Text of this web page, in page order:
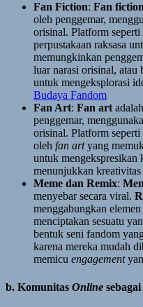
Fan Fiction: Fan fiction
oleh penggemar,
orisinal. Platform
perpustakaan raksasa
memungkinkan
luar narasi orisinal, atau
untuk mengeksplorasi
Budaya Fandom
Fan Art: Fan art
penggemar,
orisinal. Platform
oleh fan artyang
untuk mengekspresikan
menunjukkan
Meme dan Remix:
menyebar secara viral.
menggabungkan
menciptakan sesuatu
bentuk seni fandom
karena mereka mudah
memicu engagement
b. Komunitas Online